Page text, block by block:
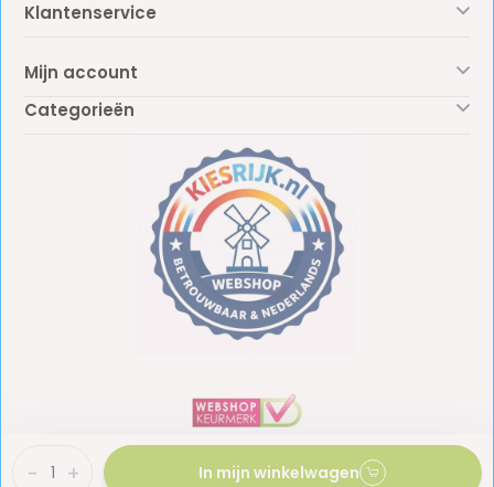
+
- In mijn winkelwagen
Klantenservice
Mijn account
Categorieën